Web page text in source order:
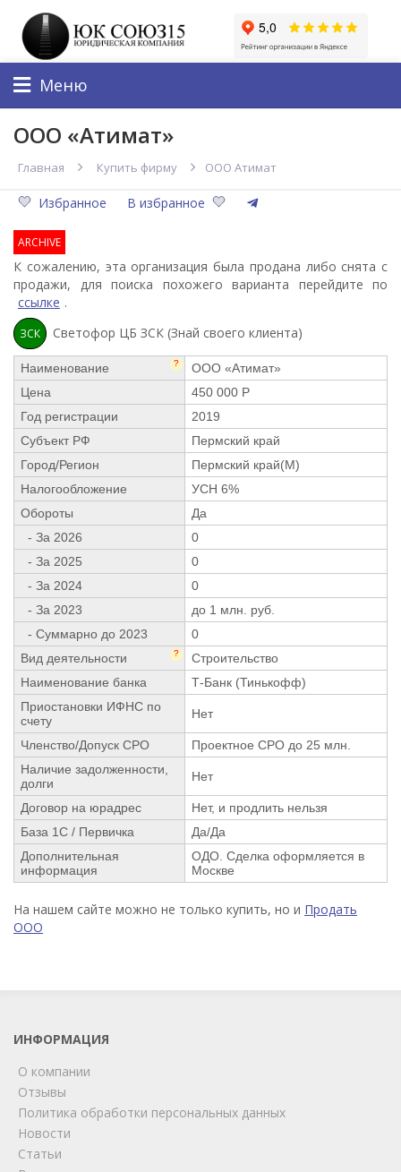
Меню
ООО «Атимат»
Главная Купить фирму ООО Атимат
Избранное В избранное
ARCHIVE
К сожалению, эта организация была продана либо снята с
продажи, для поиска похожего варианта перейдите по
ссылке .
ЗСК Светофор ЦБ ЗСК (Знай своего клиента)
Наименование ?
ООО «Атимат»
Цена
450 000 Р
Год регистрации
2019
Субъект РФ
Пермский край
Город/Регион
Пермский край(М)
Налогообложение
УСН 6%
Обороты
Да
- За 2026
0
- За 2025
0
- За 2024
0
- За 2023
до 1 млн. руб.
- Суммарно до 2023
0
Вид деятельности
?
Строительство
Наименование банка
Т-Банк (Тинькофф)
Приостановки ИФНС по
счету
Нет
Членство/Допуск СРО
Проектное СРО до 25 млн.
Наличие задолженности,
долги
Нет
Договор на юрадрес
Нет, и продлить нельзя
База 1С / Первичка
Да/Да
Дополнительная
информация
ОДО. Сделка оформляется в
Москве
На нашем сайте можно не только купить, но и Продать
ООО
ИНФОРМАЦИЯ
О компании
Отзывы
Политика обработки персональных данных
Новости
Статьи